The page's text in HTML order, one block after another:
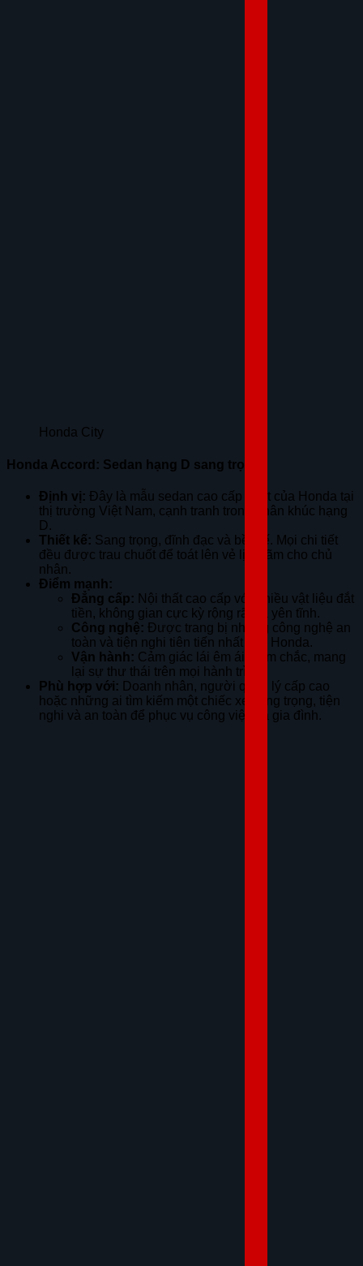
Honda City
Honda Accord: Sedan hạng D sang trọng
Định vị: Đây là mẫu sedan cao cấp nhất của Honda tại
thị trường Việt Nam, cạnh tranh trong phân khúc hạng
D.
Thiết kế: Sang trọng, đĩnh đạc và bề thế. Mọi chi tiết
đều được trau chuốt để toát lên vẻ lịch lãm cho chủ
nhân.
Điểm mạnh:
Đẳng cấp: Nội thất cao cấp với nhiều vật liệu đắt
tiền, không gian cực kỳ rộng rãi và yên tĩnh.
Công nghệ: Được trang bị những công nghệ an
toàn và tiện nghi tiên tiến nhất của Honda.
Vận hành: Cảm giác lái êm ái, đầm chắc, mang
lại sự thư thái trên mọi hành trình.
Phù hợp với: Doanh nhân, người quản lý cấp cao
hoặc những ai tìm kiếm một chiếc xe sang trọng, tiện
nghi và an toàn để phục vụ công việc và gia đình.